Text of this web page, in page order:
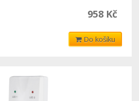
958 Kč
Do košíku